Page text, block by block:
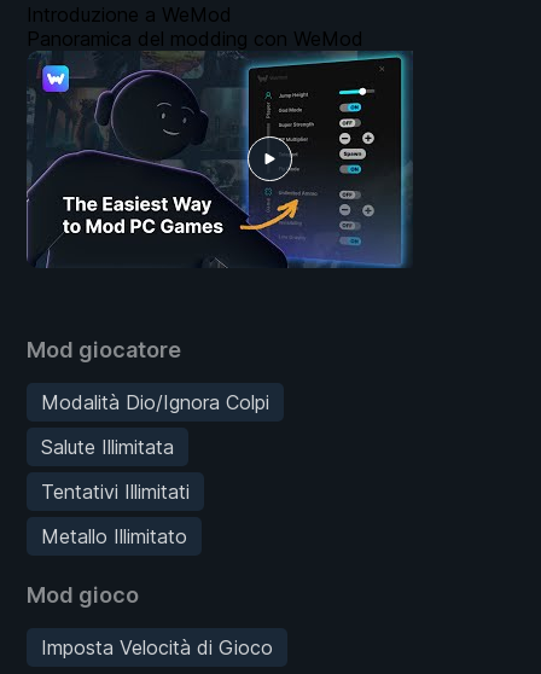
Mod giocatore
Modalità Dio/Ignora Colpi
Salute Illimitata
Tentativi Illimitati
Metallo Illimitato
Mod gioco
Imposta Velocità di Gioco
Introduzione a WeMod
Panoramica del modding con WeMod